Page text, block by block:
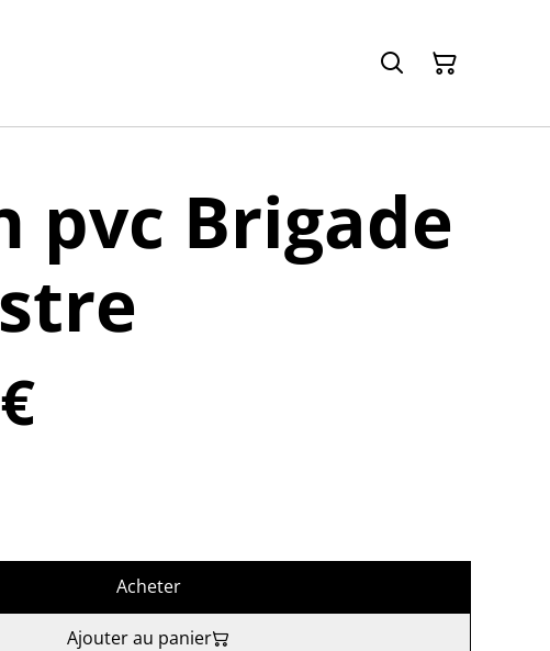
pvc Brigade
Acheter
Ajouter au panier